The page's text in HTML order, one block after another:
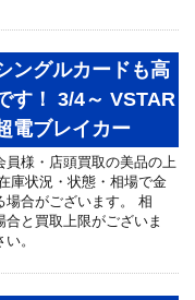
ングルカードも高
す！ 3/4～ VSTAR
電ブレイカー
様・店頭買取の美品の上
庫状況・状態・相場で金
場合がございます。 相
と買取上限がございま
。